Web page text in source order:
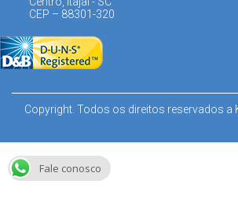
CEP – 88301-320
Copyright. Todos os direitos reservados a
Fale conosco